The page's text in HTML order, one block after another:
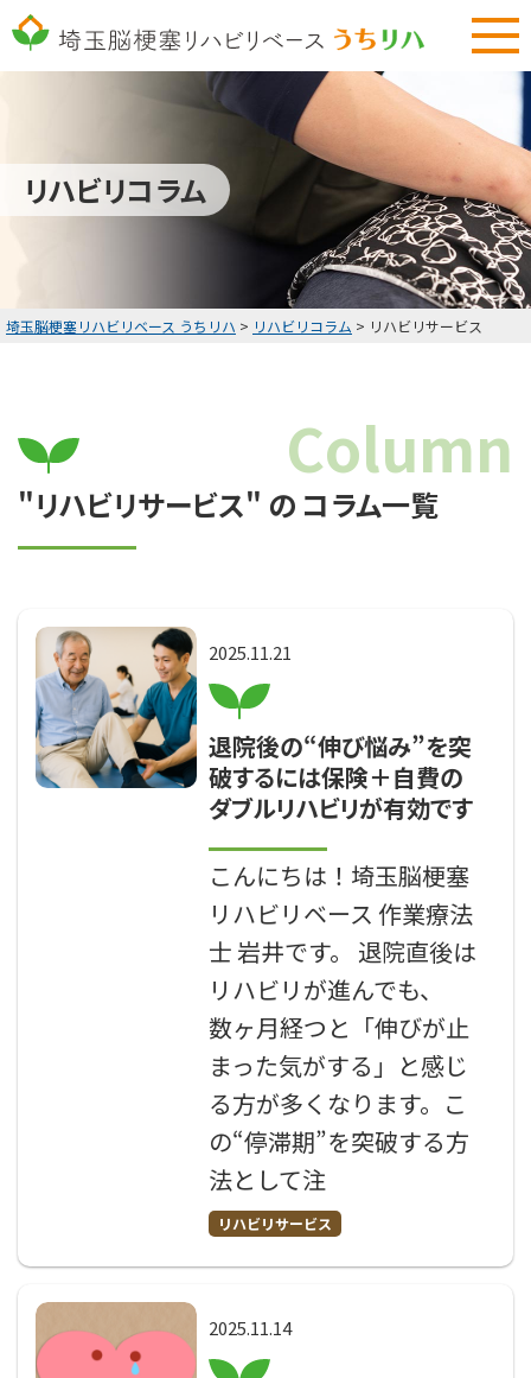
048-577-3794
無料リハビリ体験
HOME
お客様の声・改善実績
リハビリコラム
お知らせ
プライバシーポリシー
リハビリコラム
埼玉脳梗塞リハビリベース うちリハ > リハビリコラム > リハビリサービス
"リハビリサービス" の コラム一覧
Column
2025.11.21
退院後の“伸び悩み”を突
破するには保険＋自費の
ダブルリハビリが有効です
こんにちは！埼玉脳梗塞
リハビリベース 作業療法
士 岩井です。 退院直後は
リハビリが進んでも、
数ヶ月経つと「伸びが止
まった気がする」と感じ
る方が多くなります。こ
の“停滞期”を突破する方
法として注
リハビリサービス
2025.11.14